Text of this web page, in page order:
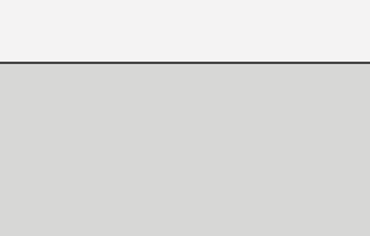
[GK] Dans ce jeu de